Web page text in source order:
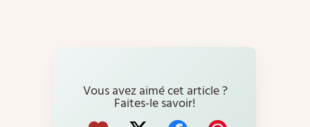
Vous avez aimé cet article ?
Faites-le savoir!